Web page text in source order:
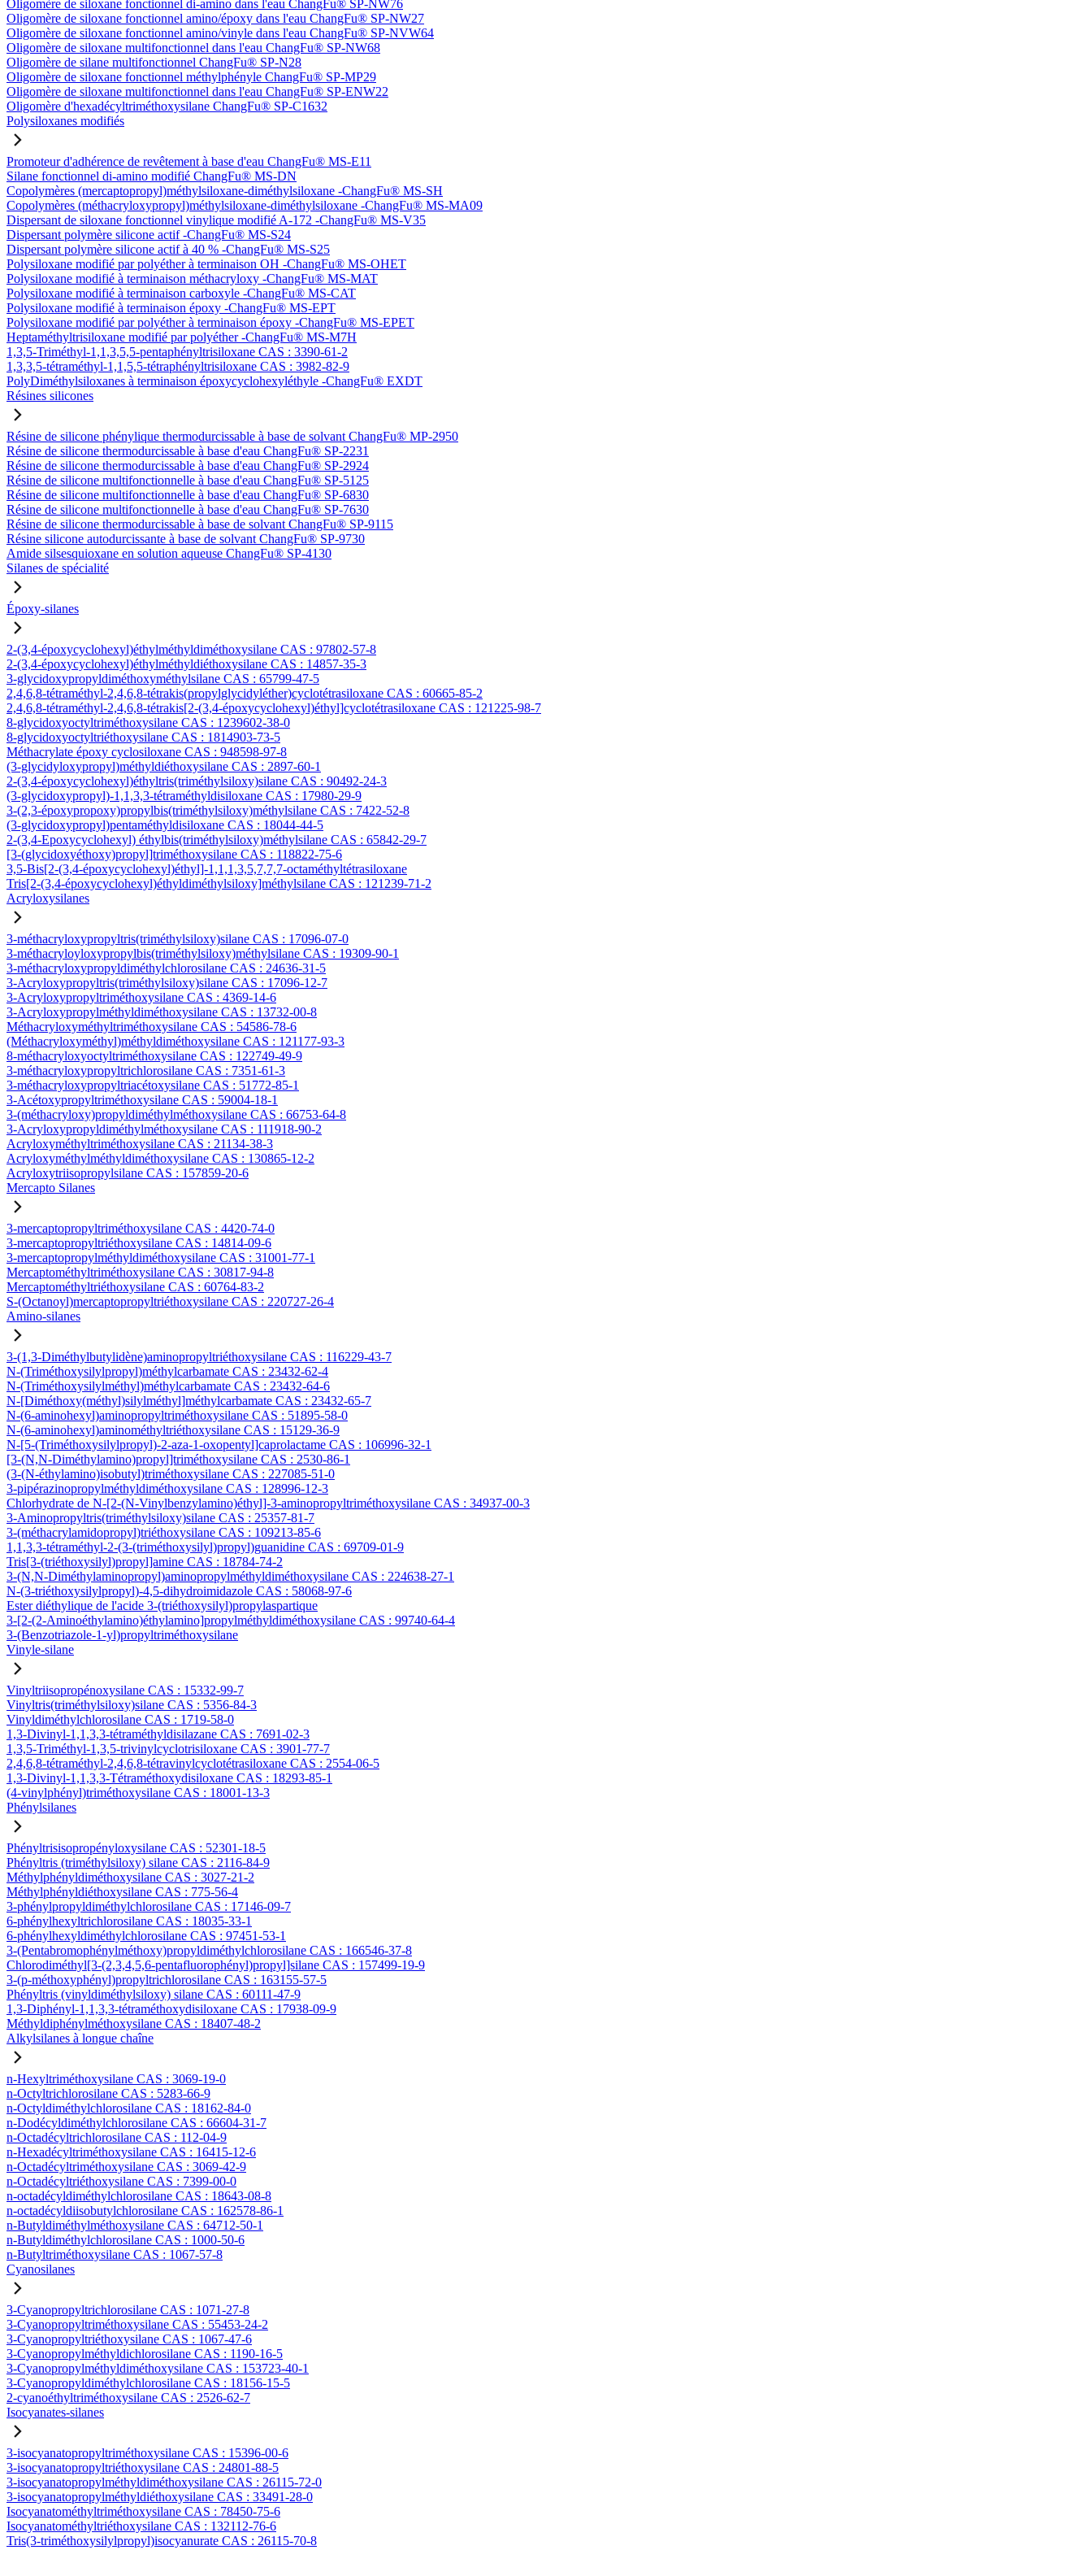
Oligomère de siloxane fonctionnel di-amino dans l'eau ChangFu® SP-NW76
Oligomère de siloxane fonctionnel amino/époxy dans l'eau ChangFu® SP-NW27
Oligomère de siloxane fonctionnel amino/vinyle dans l'eau ChangFu® SP-NVW64
Oligomère de siloxane multifonctionnel dans l'eau ChangFu® SP-NW68
Oligomère de silane multifonctionnel ChangFu® SP-N28
Oligomère de siloxane fonctionnel méthylphényle ChangFu® SP-MP29
Oligomère de siloxane multifonctionnel dans l'eau ChangFu® SP-ENW22
Oligomère d'hexadécyltriméthoxysilane ChangFu® SP-C1632
Polysiloxanes modifiés
Promoteur d'adhérence de revêtement à base d'eau ChangFu® MS-E11
Silane fonctionnel di-amino modifié ChangFu® MS-DN
Copolymères (mercaptopropyl)méthylsiloxane-diméthylsiloxane -ChangFu® MS-SH
Copolymères (méthacryloxypropyl)méthylsiloxane-diméthylsiloxane -ChangFu® MS-MA09
Dispersant de siloxane fonctionnel vinylique modifié A-172 -ChangFu® MS-V35
Dispersant polymère silicone actif -ChangFu® MS-S24
Dispersant polymère silicone actif à 40 % -ChangFu® MS-S25
Polysiloxane modifié par polyéther à terminaison OH -ChangFu® MS-OHET
Polysiloxane modifié à terminaison méthacryloxy -ChangFu® MS-MAT
Polysiloxane modifié à terminaison carboxyle -ChangFu® MS-CAT
Polysiloxane modifié à terminaison époxy -ChangFu® MS-EPT
Polysiloxane modifié par polyéther à terminaison époxy -ChangFu® MS-EPET
Heptaméthyltrisiloxane modifié par polyéther -ChangFu® MS-M7H
1,3,5-Triméthyl-1,1,3,5,5-pentaphényltrisiloxane CAS : 3390-61-2
1,3,3,5-tétraméthyl-1,1,5,5-tétraphényltrisiloxane CAS : 3982-82-9
PolyDiméthylsiloxanes à terminaison époxycyclohexyléthyle -ChangFu® EXDT
Résines silicones
Résine de silicone phénylique thermodurcissable à base de solvant ChangFu® MP-2950
Résine de silicone thermodurcissable à base d'eau ChangFu® SP-2231
Résine de silicone thermodurcissable à base d'eau ChangFu® SP-2924
Résine de silicone multifonctionnelle à base d'eau ChangFu® SP-5125
Résine de silicone multifonctionnelle à base d'eau ChangFu® SP-6830
Résine de silicone multifonctionnelle à base d'eau ChangFu® SP-7630
Résine de silicone thermodurcissable à base de solvant ChangFu® SP-9115
Résine silicone autodurcissante à base de solvant ChangFu® SP-9730
Amide silsesquioxane en solution aqueuse ChangFu® SP-4130
Silanes de spécialité
Époxy-silanes
2-(3,4-époxycyclohexyl)éthylméthyldiméthoxysilane CAS : 97802-57-8
2-(3,4-époxycyclohexyl)éthylméthyldiéthoxysilane CAS : 14857-35-3
3-glycidoxypropyldiméthoxyméthylsilane CAS : 65799-47-5
2,4,6,8-tétraméthyl-2,4,6,8-tétrakis(propylglycidyléther)cyclotétrasiloxane CAS : 60665-85-2
2,4,6,8-tétraméthyl-2,4,6,8-tétrakis[2-(3,4-époxycyclohexyl)éthyl]cyclotétrasiloxane CAS : 121225-98-7
8-glycidoxyoctyltriméthoxysilane CAS : 1239602-38-0
8-glycidoxyoctyltriéthoxysilane CAS : 1814903-73-5
Méthacrylate époxy cyclosiloxane CAS : 948598-97-8
(3-glycidyloxypropyl)méthyldiéthoxysilane CAS : 2897-60-1
2-(3,4-époxycyclohexyl)éthyltris(triméthylsiloxy)silane CAS : 90492-24-3
(3-glycidoxypropyl)-1,1,3,3-tétraméthyldisiloxane CAS : 17980-29-9
3-(2,3-époxypropoxy)propylbis(triméthylsiloxy)méthylsilane CAS : 7422-52-8
(3-glycidoxypropyl)pentaméthyldisiloxane CAS : 18044-44-5
2-(3,4-Epoxycyclohexyl) éthylbis(triméthylsiloxy)méthylsilane CAS : 65842-29-7
[3-(glycidoxyéthoxy)propyl]triméthoxysilane CAS : 118822-75-6
3,5-Bis[2-(3,4-époxycyclohexyl)éthyl]-1,1,1,3,5,7,7,7-octaméthyltétrasiloxane
Tris[2-(3,4-époxycyclohexyl)éthyldiméthylsiloxy]méthylsilane CAS : 121239-71-2
Acryloxysilanes
3-méthacryloxypropyltris(triméthylsiloxy)silane CAS : 17096-07-0
3-méthacryloyloxypropylbis(triméthylsiloxy)méthylsilane CAS : 19309-90-1
3-méthacryloxypropyldiméthylchlorosilane CAS : 24636-31-5
3-Acryloxypropyltris(triméthylsiloxy)silane CAS : 17096-12-7
3-Acryloxypropyltriméthoxysilane CAS : 4369-14-6
3-Acryloxypropylméthyldiméthoxysilane CAS : 13732-00-8
Méthacryloxyméthyltriméthoxysilane CAS : 54586-78-6
(Méthacryloxyméthyl)méthyldiméthoxysilane CAS : 121177-93-3
8-méthacryloxyoctyltriméthoxysilane CAS : 122749-49-9
3-méthacryloxypropyltrichlorosilane CAS : 7351-61-3
3-méthacryloxypropyltriacétoxysilane CAS : 51772-85-1
3-Acétoxypropyltriméthoxysilane CAS : 59004-18-1
3-(méthacryloxy)propyldiméthylméthoxysilane CAS : 66753-64-8
3-Acryloxypropyldiméthylméthoxysilane CAS : 111918-90-2
Acryloxyméthyltriméthoxysilane CAS : 21134-38-3
Acryloxyméthylméthyldiméthoxysilane CAS : 130865-12-2
Acryloxytriisopropylsilane CAS : 157859-20-6
Mercapto Silanes
3-mercaptopropyltriméthoxysilane CAS : 4420-74-0
3-mercaptopropyltriéthoxysilane CAS : 14814-09-6
3-mercaptopropylméthyldiméthoxysilane CAS : 31001-77-1
Mercaptométhyltriméthoxysilane CAS : 30817-94-8
Mercaptométhyltriéthoxysilane CAS : 60764-83-2
S-(Octanoyl)mercaptopropyltriéthoxysilane CAS : 220727-26-4
Amino-silanes
3-(1,3-Diméthylbutylidène)aminopropyltriéthoxysilane CAS : 116229-43-7
N-(Triméthoxysilylpropyl)méthylcarbamate CAS : 23432-62-4
N-(Triméthoxysilylméthyl)méthylcarbamate CAS : 23432-64-6
N-[Diméthoxy(méthyl)silylméthyl]méthylcarbamate CAS : 23432-65-7
N-(6-aminohexyl)aminopropyltriméthoxysilane CAS : 51895-58-0
N-(6-aminohexyl)aminométhyltriéthoxysilane CAS : 15129-36-9
N-[5-(Triméthoxysilylpropyl)-2-aza-1-oxopentyl]caprolactame CAS : 106996-32-1
[3-(N,N-Diméthylamino)propyl]triméthoxysilane CAS : 2530-86-1
(3-(N-éthylamino)isobutyl)triméthoxysilane CAS : 227085-51-0
3-pipérazinopropylméthyldiméthoxysilane CAS : 128996-12-3
Chlorhydrate de N-[2-(N-Vinylbenzylamino)éthyl]-3-aminopropyltriméthoxysilane CAS : 34937-00-3
3-Aminopropyltris(triméthylsiloxy)silane CAS : 25357-81-7
3-(méthacrylamidopropyl)triéthoxysilane CAS : 109213-85-6
1,1,3,3-tétraméthyl-2-(3-(triméthoxysilyl)propyl)guanidine CAS : 69709-01-9
Tris[3-(triéthoxysilyl)propyl]amine CAS : 18784-74-2
3-(N,N-Diméthylaminopropyl)aminopropylméthyldiméthoxysilane CAS : 224638-27-1
N-(3-triéthoxysilylpropyl)-4,5-dihydroimidazole CAS : 58068-97-6
Ester diéthylique de l'acide 3-(triéthoxysilyl)propylaspartique
3-[2-(2-Aminoéthylamino)éthylamino]propylméthyldiméthoxysilane CAS : 99740-64-4
3-(Benzotriazole-1-yl)propyltriméthoxysilane
Vinyle-silane
Vinyltriisopropénoxysilane CAS : 15332-99-7
Vinyltris(triméthylsiloxy)silane CAS : 5356-84-3
Vinyldiméthylchlorosilane CAS : 1719-58-0
1,3-Divinyl-1,1,3,3-tétraméthyldisilazane CAS : 7691-02-3
1,3,5-Triméthyl-1,3,5-trivinylcyclotrisiloxane CAS : 3901-77-7
2,4,6,8-tétraméthyl-2,4,6,8-tétravinylcyclotétrasiloxane CAS : 2554-06-5
1,3-Divinyl-1,1,3,3-Tétraméthoxydisiloxane CAS : 18293-85-1
(4-vinylphényl)triméthoxysilane CAS : 18001-13-3
Phénylsilanes
Phényltrisisopropényloxysilane CAS : 52301-18-5
Phényltris (triméthylsiloxy) silane CAS : 2116-84-9
Méthylphényldiméthoxysilane CAS : 3027-21-2
Méthylphényldiéthoxysilane CAS : 775-56-4
3-phénylpropyldiméthylchlorosilane CAS : 17146-09-7
6-phénylhexyltrichlorosilane CAS : 18035-33-1
6-phénylhexyldiméthylchlorosilane CAS : 97451-53-1
3-(Pentabromophénylméthoxy)propyldiméthylchlorosilane CAS : 166546-37-8
Chlorodiméthyl[3-(2,3,4,5,6-pentafluorophényl)propyl]silane CAS : 157499-19-9
3-(p-méthoxyphényl)propyltrichlorosilane CAS : 163155-57-5
Phényltris (vinyldiméthylsiloxy) silane CAS : 60111-47-9
1,3-Diphényl-1,1,3,3-tétraméthoxydisiloxane CAS : 17938-09-9
Méthyldiphénylméthoxysilane CAS : 18407-48-2
Alkylsilanes à longue chaîne
n-Hexyltriméthoxysilane CAS : 3069-19-0
n-Octyltrichlorosilane CAS : 5283-66-9
n-Octyldiméthylchlorosilane CAS : 18162-84-0
n-Dodécyldiméthylchlorosilane CAS : 66604-31-7
n-Octadécyltrichlorosilane CAS : 112-04-9
n-Hexadécyltriméthoxysilane CAS : 16415-12-6
n-Octadécyltriméthoxysilane CAS : 3069-42-9
n-Octadécyltriéthoxysilane CAS : 7399-00-0
n-octadécyldiméthylchlorosilane CAS : 18643-08-8
n-octadécyldiisobutylchlorosilane CAS : 162578-86-1
n-Butyldiméthylméthoxysilane CAS : 64712-50-1
n-Butyldiméthylchlorosilane CAS : 1000-50-6
n-Butyltriméthoxysilane CAS : 1067-57-8
Cyanosilanes
3-Cyanopropyltrichlorosilane CAS : 1071-27-8
3-Cyanopropyltriméthoxysilane CAS : 55453-24-2
3-Cyanopropyltriéthoxysilane CAS : 1067-47-6
3-Cyanopropylméthyldichlorosilane CAS : 1190-16-5
3-Cyanopropylméthyldiméthoxysilane CAS : 153723-40-1
3-Cyanopropyldiméthylchlorosilane CAS : 18156-15-5
2-cyanoéthyltriméthoxysilane CAS : 2526-62-7
Isocyanates-silanes
3-isocyanatopropyltriméthoxysilane CAS : 15396-00-6
3-isocyanatopropyltriéthoxysilane CAS : 24801-88-5
3-isocyanatopropylméthyldiméthoxysilane CAS : 26115-72-0
3-isocyanatopropylméthyldiéthoxysilane CAS : 33491-28-0
Isocyanatométhyltriméthoxysilane CAS : 78450-75-6
Isocyanatométhyltriéthoxysilane CAS : 132112-76-6
Tris(3-triméthoxysilylpropyl)isocyanurate CAS : 26115-70-8